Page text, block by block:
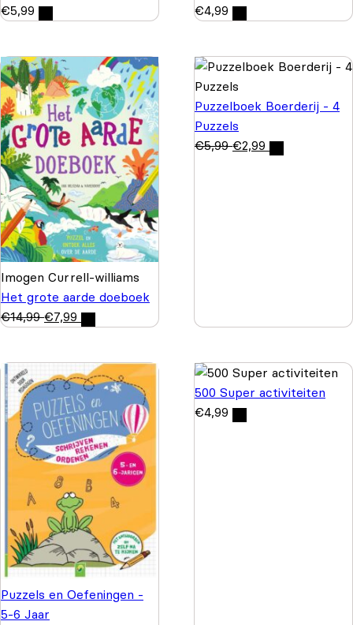
€5,99
€4,99
Imogen Currell-williams
Het grote aarde doeboek
€14,99 €7,99
Puzzelboek Boerderij - 4
Puzzels
€5,99 €2,99
Puzzels en Oefeningen -
5-6 Jaar
500 Super activiteiten
€4,99